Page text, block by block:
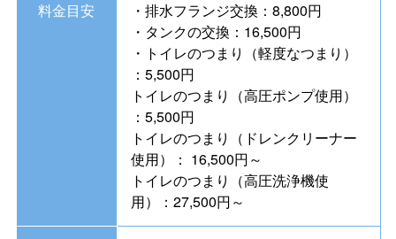
料金目安
・排水フランジ交換：8,800円
・タンクの交換：16,500円
・トイレのつまり（軽度なつまり）
：5,500円
トイレのつまり（高圧ポンプ使用）
：5,500円
トイレのつまり（ドレンクリーナー
使用）： 16,500円～
トイレのつまり（高圧洗浄機使
用）：27,500円～